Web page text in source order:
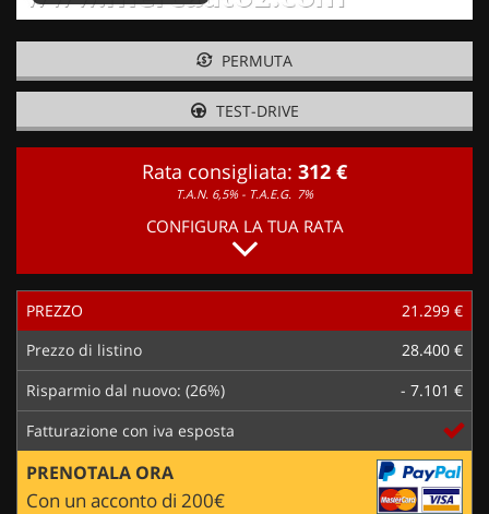
PERMUTA
TEST-DRIVE
Rata consigliata: 312 €
T.A.N. 6,5% - T.A.E.G. 7%
CONFIGURA LA TUA RATA
PREZZO
21.299 €
Prezzo di listino
28.400 €
Risparmio dal nuovo: (26%)
- 7.101 €
Fatturazione con iva esposta
PRENOTALA ORA
Con un acconto di 200€